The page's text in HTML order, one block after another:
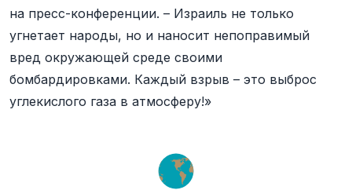
на пресс-конференции. – Израиль не только
угнетает народы, но и наносит непоправимый
вред окружающей среде своими
бомбардировками. Каждый взрыв – это выброс
углекислого газа в атмосферу!»